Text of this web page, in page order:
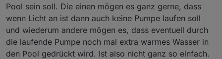
Pool sein soll. Die einen mögen es ganz gerne, dass
wenn Licht an ist dann auch keine Pumpe laufen soll
und wiederum andere mögen es, dass eventuell durch
die laufende Pumpe noch mal extra warmes Wasser in
den Pool gedrückt wird. Ist also nicht ganz so einfach.